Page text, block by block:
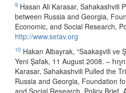
9 Hasan Ali Karasar, Sahakashvili
between Russia and Georgia,
Economic, and Social Research,
http://www.setav.org
10 Hakan Albayrak, “Saakaşvili ve
Yeni Şafak, 11 August 2008. –
Karasar, Sahakashvili Pulled the
Russia and Georgia, Foundation